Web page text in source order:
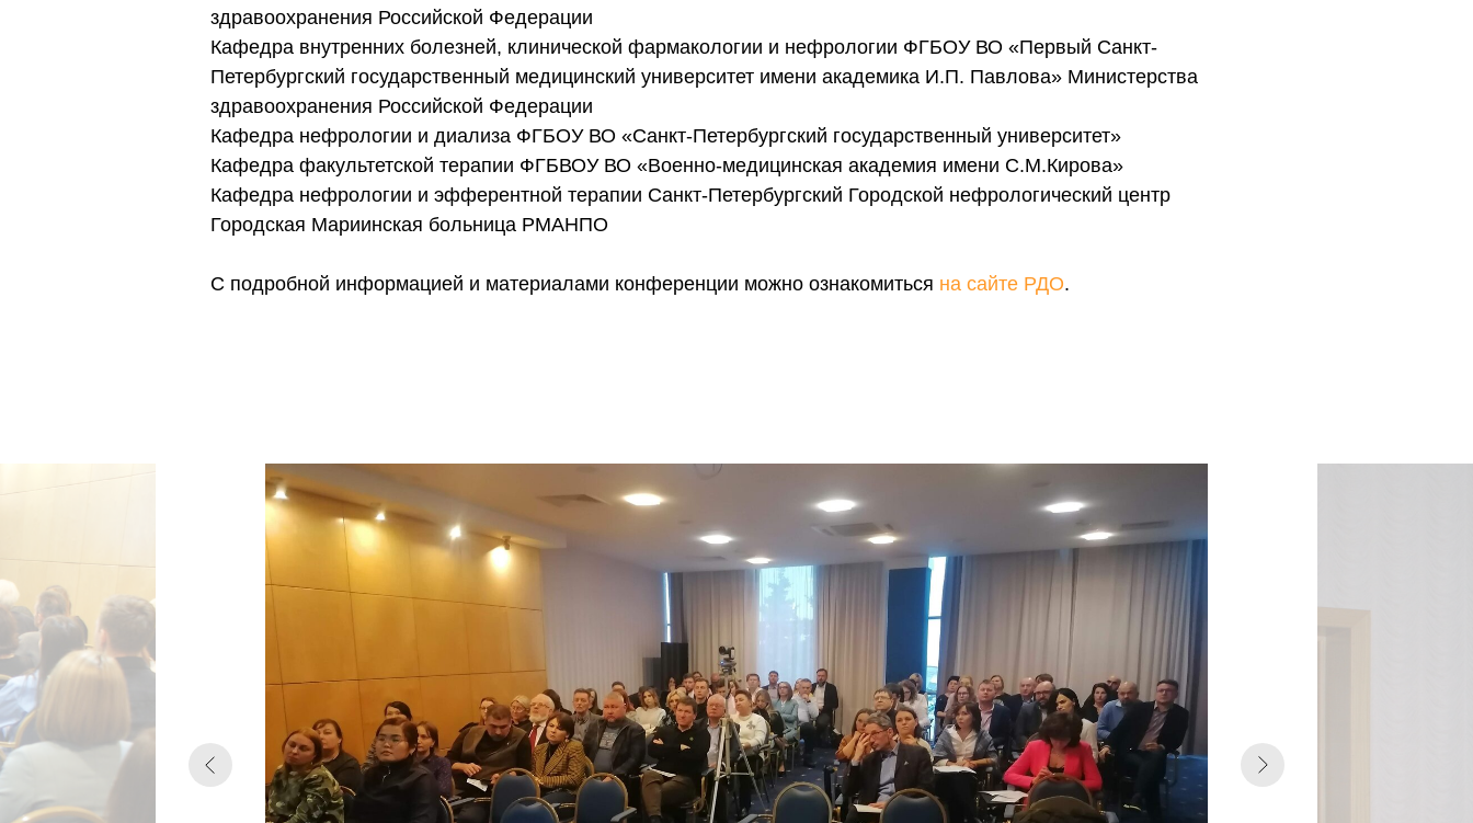
здравоохранения Российской Федерации
Кафедра внутренних болезней, клинической фармакологии и нефрологии ФГБОУ ВО «Первый Санкт-
Петербургский государственный медицинский университет имени академика И.П. Павлова» Министерства
здравоохранения Российской Федерации
Кафедра нефрологии и диализа ФГБОУ ВО «Санкт-Петербургский государственный университет»
Кафедра факультетской терапии ФГБВОУ ВО «Военно-медицинская академия имени С.М.Кирова»
Кафедра нефрологии и эфферентной терапии Санкт-Петербургский Городской нефрологический центр
Городская Мариинская больница РМАНПО
С подробной информацией и материалами конференции можно ознакомиться на сайте РДО.